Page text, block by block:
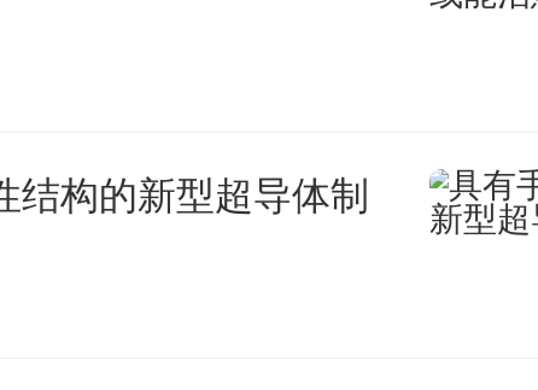
更重要的原因，是今年就业形
不那么好找工作了。
业”成了司空见惯。
结构的新型超导体制